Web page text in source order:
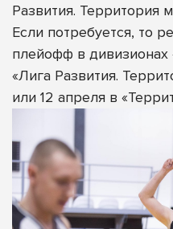
Развития. Территория
Если потребуется, то
плейофф в дивизионах
«Лига Развития.
или 12 апреля в